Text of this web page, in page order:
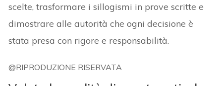
scelte, trasformare i sillogismi in prove scritte e
dimostrare alle autorità che ogni decisione è
stata presa con rigore e responsabilità.
@RIPRODUZIONE RISERVATA